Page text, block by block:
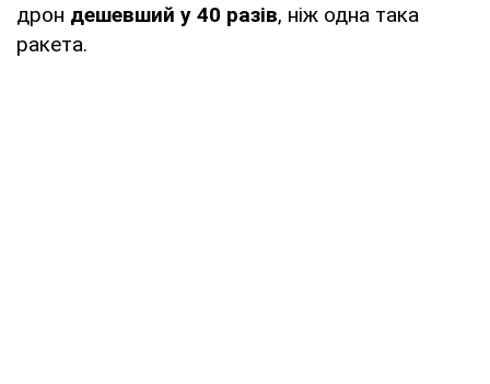
дрон дешевший у 40 разів, ніж одна така
ракета.